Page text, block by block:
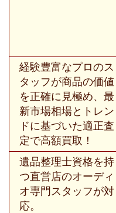
経験豊富なプロのス
タッフが商品の価値
を正確に見極め、最
新市場相場とトレン
ドに基づいた適正査
定で高額買取！
遺品整理士資格を持
つ直営店のオーディ
オ専門スタッフが対
応。